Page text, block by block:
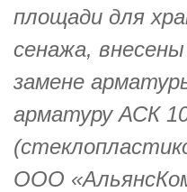
площади для
сенажа,
замене
арматуру АСК
OOO